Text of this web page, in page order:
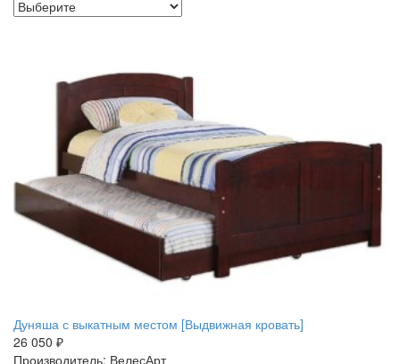
Дуняша с выкатным местом [Выдвижная кровать]
26 050 ₽
Производитель: ВелесАрт